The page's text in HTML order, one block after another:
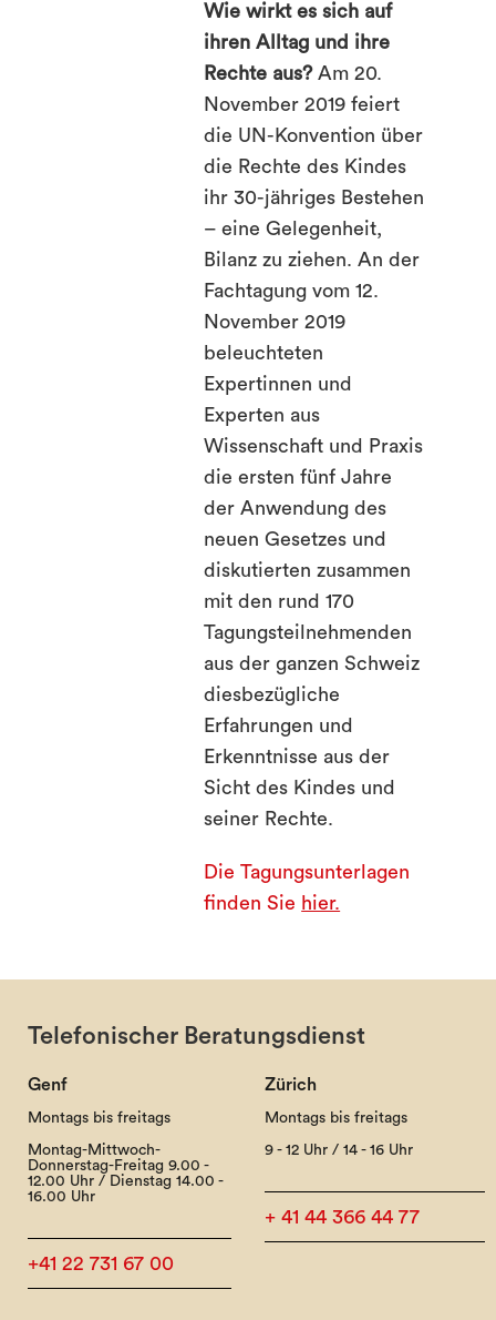
Wie wirkt es sich auf
ihren Alltag und ihre
Rechte aus?Am 20.
November 2019 feiert
die UN-Konvention über
die Rechte des Kindes
ihr 30-jähriges Bestehen
– eine Gelegenheit,
Bilanz zu ziehen. An der
Fachtagung vom 12.
November 2019
beleuchteten
Expertinnen und
Experten aus
Wissenschaft und Praxis
die ersten fünf Jahre
der Anwendung des
neuen Gesetzes und
diskutierten zusammen
mit den rund 170
Tagungsteilnehmenden
aus der ganzen Schweiz
diesbezügliche
Erfahrungen und
Erkenntnisse aus der
Sicht des Kindes und
seiner Rechte.
Die Tagungsunterlagen
finden Sie hier.
Telefonischer Beratungsdienst
Genf
Montags bis freitags
Montag-Mittwoch-
Donnerstag-Freitag 9.00 -
12.00 Uhr / Dienstag 14.00 -
16.00 Uhr
+41 22 731 67 00
Zürich
Montags bis freitags
9 - 12 Uhr / 14 - 16 Uhr
+ 41 44 366 44 77